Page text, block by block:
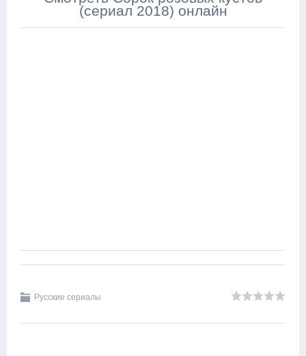
(сериал 2018) онлайн
Русские сериалы